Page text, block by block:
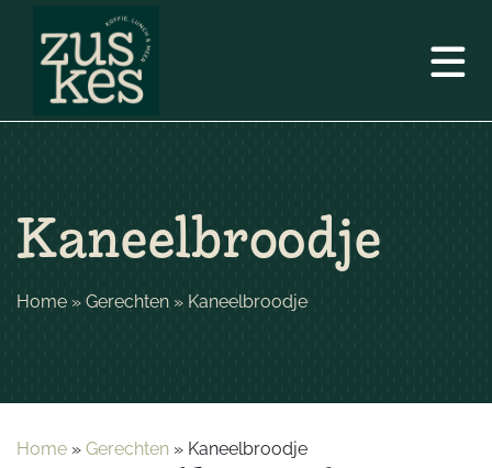
Kaneelbroodje
Home » Gerechten » Kaneelbroodje
Home » Gerechten » Kaneelbroodje